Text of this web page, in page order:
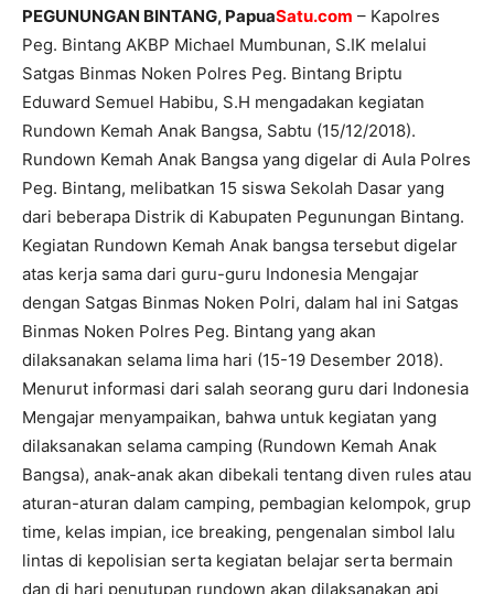
PEGUNUNGAN BINTANG, PapuaSatu.com – Kapolres
Peg. Bintang AKBP Michael Mumbunan, S.IK melalui
Satgas Binmas Noken Polres Peg. Bintang Briptu
Eduward Semuel Habibu, S.H mengadakan kegiatan
Rundown Kemah Anak Bangsa, Sabtu (15/12/2018).
Rundown Kemah Anak Bangsa yang digelar di Aula Polres
Peg. Bintang, melibatkan 15 siswa Sekolah Dasar yang
dari beberapa Distrik di Kabupaten Pegunungan Bintang.
Kegiatan Rundown Kemah Anak bangsa tersebut digelar
atas kerja sama dari guru-guru Indonesia Mengajar
dengan Satgas Binmas Noken Polri, dalam hal ini Satgas
Binmas Noken Polres Peg. Bintang yang akan
dilaksanakan selama lima hari (15-19 Desember 2018).
Menurut informasi dari salah seorang guru dari Indonesia
Mengajar menyampaikan, bahwa untuk kegiatan yang
dilaksanakan selama camping (Rundown Kemah Anak
Bangsa), anak-anak akan dibekali tentang diven rules atau
aturan-aturan dalam camping, pembagian kelompok, grup
time, kelas impian, ice breaking, pengenalan simbol lalu
lintas di kepolisian serta kegiatan belajar serta bermain
dan di hari penutupan rundown akan dilaksanakan api